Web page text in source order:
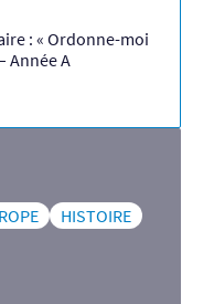
: « Ordonne-moi
Année A
HISTOIRE